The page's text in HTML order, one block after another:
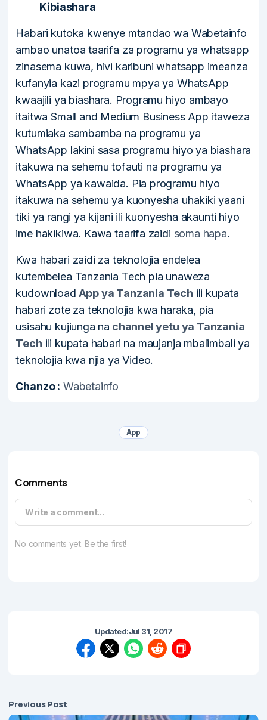
Kibiashara
Habari kutoka kwenye mtandao wa Wabetainfo
ambao unatoa taarifa za programu ya whatsapp
zinasema kuwa, hivi karibuni whatsapp imeanza
kufanyia kazi programu mpya ya WhatsApp
kwaajili ya biashara. Programu hiyo ambayo
itaitwa Small and Medium Business App itaweza
kutumiaka sambamba na programu ya
WhatsApp lakini sasa programu hiyo ya biashara
itakuwa na sehemu tofauti na programu ya
WhatsApp ya kawaida. Pia programu hiyo
itakuwa na sehemu ya kuonyesha uhakiki yaani
tiki ya rangi ya kijani ili kuonyesha akaunti hiyo
ime hakikiwa. Kawa taarifa zaidi soma hapa.
Kwa habari zaidi za teknolojia endelea
kutembelea Tanzania Tech pia unaweza
kudownload App ya Tanzania Tech ili kupata
habari zote za teknolojia kwa haraka, pia
usisahu kujiunga na channel yetu ya Tanzania
Tech ili kupata habari na maujanja mbalimbali ya
teknolojia kwa njia ya Video.
Chanzo : Wabetainfo
App
Comments
Write a comment...
No comments yet. Be the first!
Updated:Jul 31, 2017
Previous Post